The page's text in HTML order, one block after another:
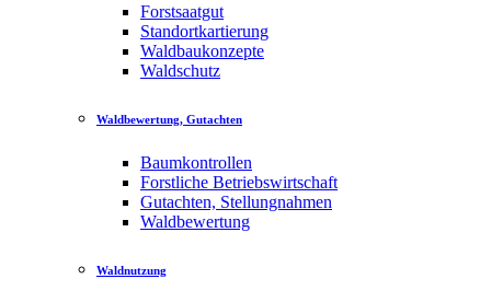
Forstsaatgut
Standortkartierung
Waldbaukonzepte
Waldschutz
Waldbewertung, Gutachten
Baumkontrollen
Forstliche Betriebswirtschaft
Gutachten, Stellungnahmen
Waldbewertung
Waldnutzung